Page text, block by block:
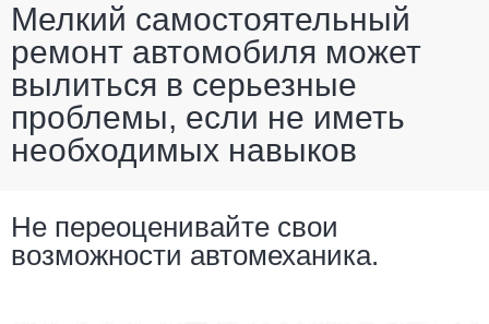
Мелкий самостоятельный
ремонт автомобиля может
вылиться в серьезные
проблемы, если не иметь
необходимых навыков
Не переоценивайте свои
возможности автомеханика.